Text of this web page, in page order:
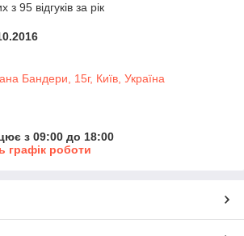
з 95 відгуків за рік
Бандери, 15г, Київ, Україна
з 09:00 до 18:00
графік роботи